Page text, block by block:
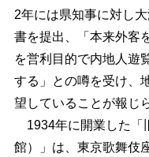
2年には県知事に対し
書を提出、「本来外客
を営利目的で内地人遊
する」との噂を受け、
望していることが報じ
1934年に開業した「
館）」は、東京歌舞伎